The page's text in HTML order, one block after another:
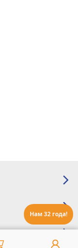
Нам 32 года!